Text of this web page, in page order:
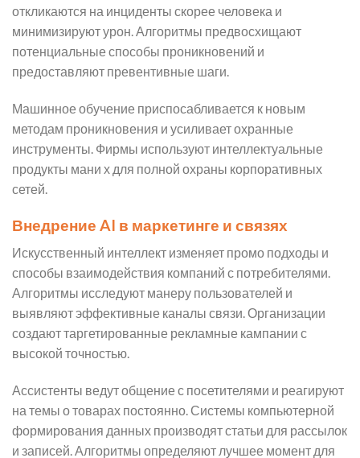
откликаются на инциденты скорее человека и
минимизируют урон. Алгоритмы предвосхищают
потенциальные способы проникновений и
предоставляют превентивные шаги.
Машинное обучение приспосабливается к новым
методам проникновения и усиливает охранные
инструменты. Фирмы используют интеллектуальные
продукты мани х для полной охраны корпоративных
сетей.
Внедрение AI в маркетинге и связях
Искусственный интеллект изменяет промо подходы и
способы взаимодействия компаний с потребителями.
Алгоритмы исследуют манеру пользователей и
выявляют эффективные каналы связи. Организации
создают таргетированные рекламные кампании с
высокой точностью.
Ассистенты ведут общение с посетителями и реагируют
на темы о товарах постоянно. Системы компьютерной
формирования данных производят статьи для рассылок
и записей. Алгоритмы определяют лучшее момент для